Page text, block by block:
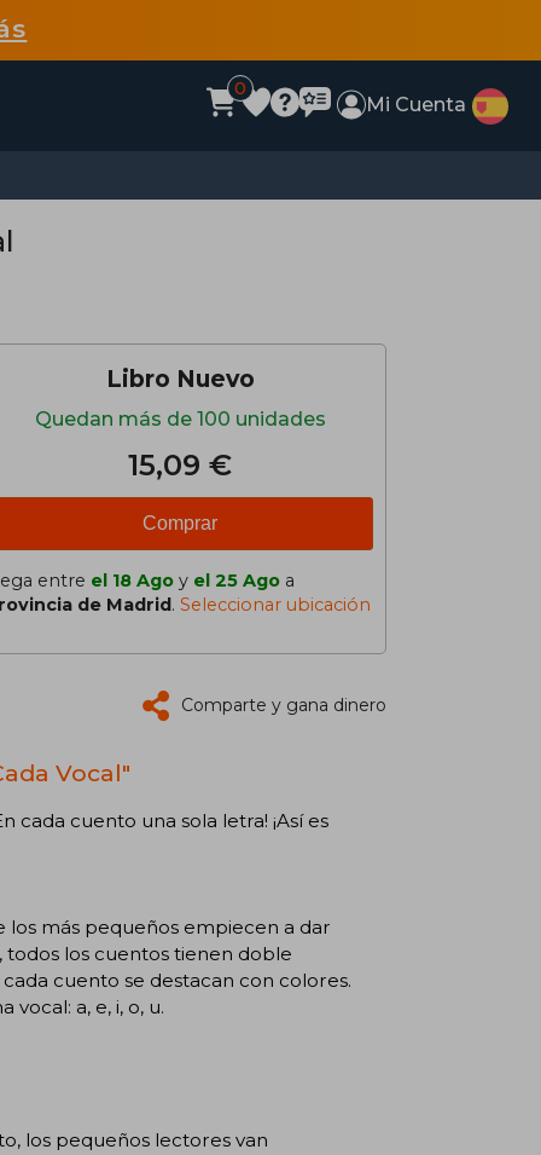
0
Mi Cuenta
Libro Nuevo
Quedan más de 100 unidades
15,09 €
Comprar
entre el 18 Ago y el 25 Ago a
de Madrid. Seleccionar ubicación
Comparte y gana dinero
Vocal"
cada cuento una sola letra! ¡Así es
los más pequeños empiecen a dar
todos los cuentos tienen doble
cuento se destacan con colores.
a, e, i, o, u.
los pequeños lectores van